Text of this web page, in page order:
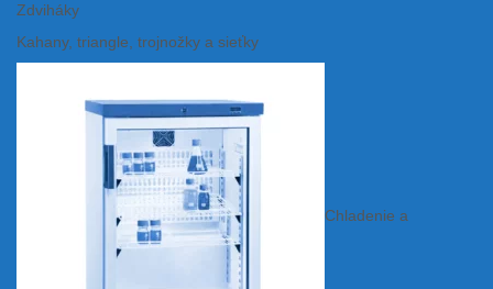
Zdviháky
Kahany, triangle, trojnožky a sieťky
Chladenie a